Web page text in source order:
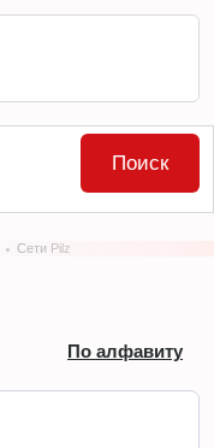
Сети Pilz
По алфавиту
Поиск